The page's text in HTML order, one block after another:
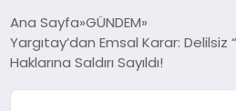
ANDIRIN
AFŞİN
Ana Sayfa GÜNDEM
Yargıtay’dan Emsal Karar: Delilsiz
Haklarına Saldırı Sayıldı!